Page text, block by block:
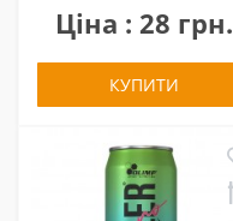
Ціна : 28 грн.
КУПИТИ